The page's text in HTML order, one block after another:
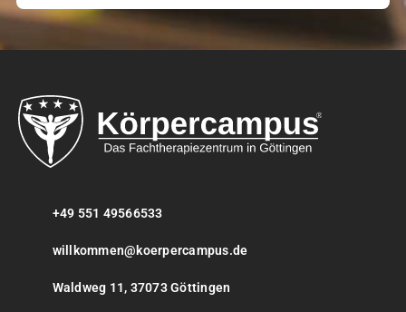
+49 551 49566533
willkommen@koerpercampus.de
Waldweg 11, 37073 Göttingen